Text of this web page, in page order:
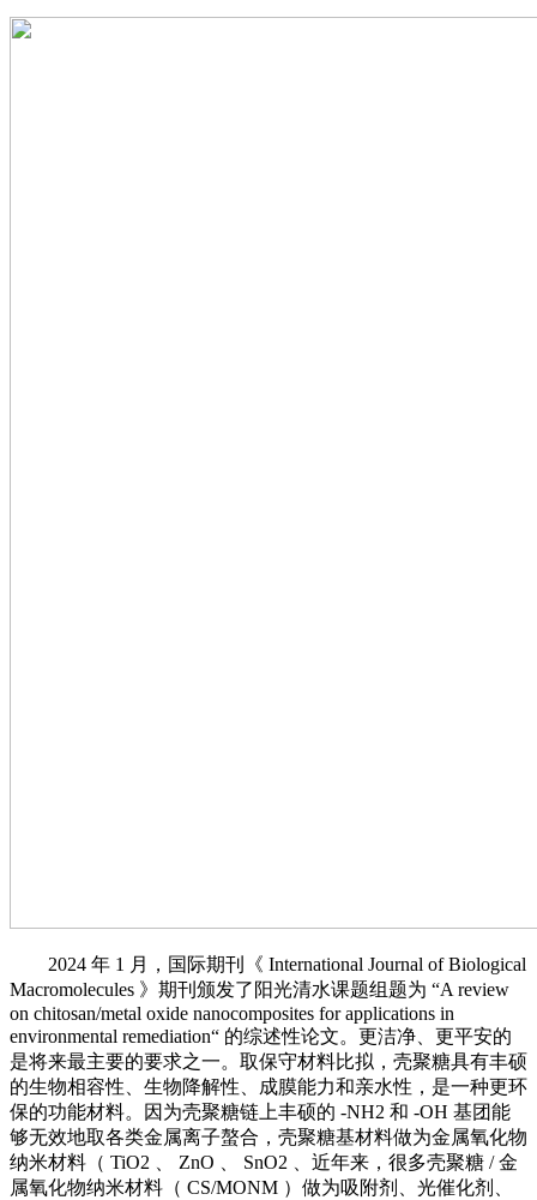
2024 年 1 月，国际期刊《 International Journal of Biological
Macromolecules 》期刊颁发了阳光清水课题组题为 “A review
on chitosan/metal oxide nanocomposites for applications in
environmental remediation“ 的综述性论文。更洁净、更平安的
是将来最主要的要求之一。取保守材料比拟，壳聚糖具有丰硕
的生物相容性、生物降解性、成膜能力和亲水性，是一种更环
保的功能材料。因为壳聚糖链上丰硕的 -NH2 和 -OH 基团能
够无效地取各类金属离子螯合，壳聚糖基材料做为金属氧化物
纳米材料（ TiO2 、 ZnO 、 SnO2 、近年来，很多壳聚糖 / 金
属氧化物纳米材料（ CS/MONM ）做为吸附剂、光催化剂、